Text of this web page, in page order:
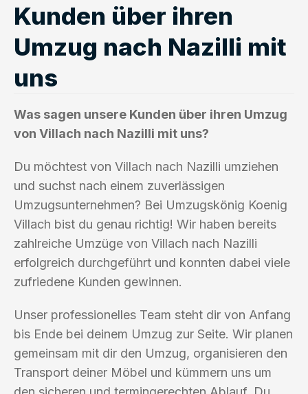
Kunden über ihren
Umzug nach Nazilli mit
uns
Was sagen unsere Kunden über ihren Umzug
von Villach nach Nazilli mit uns?
Du möchtest von Villach nach Nazilli umziehen
und suchst nach einem zuverlässigen
Umzugsunternehmen? Bei Umzugskönig Koenig
Villach bist du genau richtig! Wir haben bereits
zahlreiche Umzüge von Villach nach Nazilli
erfolgreich durchgeführt und konnten dabei viele
zufriedene Kunden gewinnen.
Unser professionelles Team steht dir von Anfang
bis Ende bei deinem Umzug zur Seite. Wir planen
gemeinsam mit dir den Umzug, organisieren den
Transport deiner Möbel und kümmern uns um